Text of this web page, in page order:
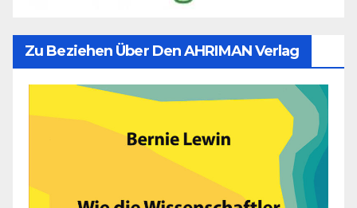
Zu Beziehen Über Den AHRIMAN Verlag